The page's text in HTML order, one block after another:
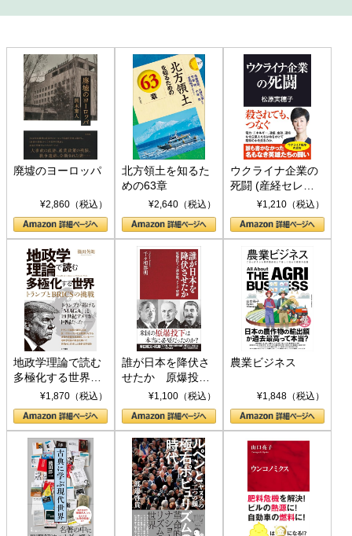
廃墟のヨーロッパ
¥2,860（税込）
北方領土を知るた
めの63章
¥2,640（税込）
ウクライナ企業の
死闘 (産経セレク
ト S 039)¥1,210（税込）
地政学理論で読む
多極化する世界：
トランプとBRICS
の挑戦
¥1,870（税込）
誰が日本を降伏さ
せたか 原爆投
下、ソ連参戦、そ
して聖断 (PHP新
書)
¥1,100（税込）
農業ビジネス
¥1,848（税込）